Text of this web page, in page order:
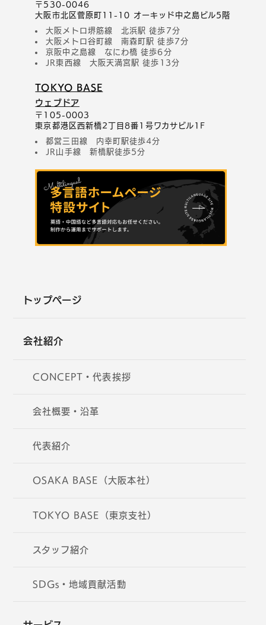
〒530-0046
大阪市北区菅原町11-10 オーキッド中之島ビル5階
大阪メトロ堺筋線 北浜駅 徒歩7分
大阪メトロ谷町線 南森町駅 徒歩7分
京阪中之島線 なにわ橋 徒歩6分
JR東西線 大阪天満宮駅 徒歩13分
TOKYO BASE
ウェブドア
〒105-0003
東京都港区西新橋2丁目8番1号ワカサビル1F
都営三田線 内幸町駅徒歩4分
JR山手線 新橋駅徒歩5分
トップページ
会社紹介
CONCEPT・代表挨拶
会社概要・沿革
代表紹介
OSAKA BASE（大阪本社）
TOKYO BASE（東京支社）
スタッフ紹介
SDGs・地域貢献活動